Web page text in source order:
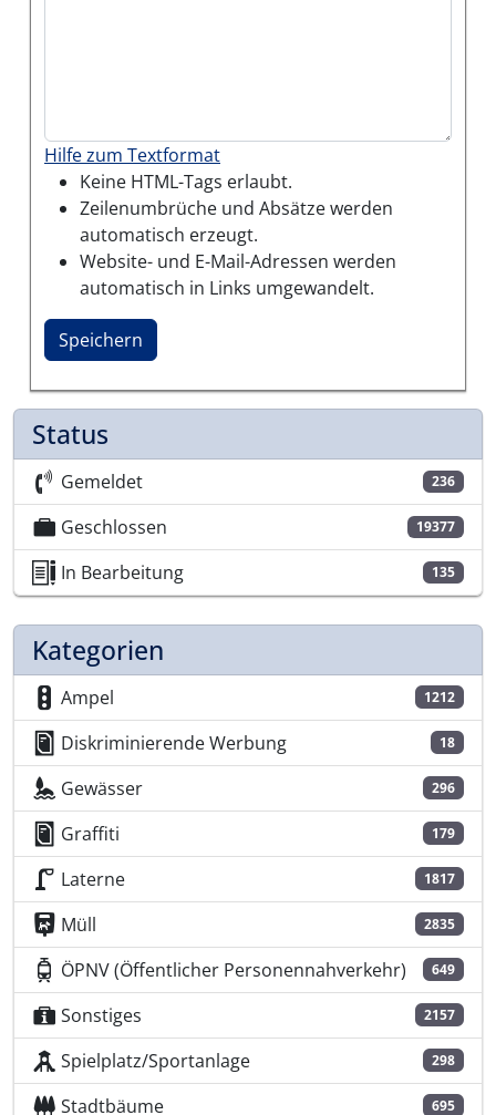
Hilfe zum Textformat
Keine HTML-Tags erlaubt.
Zeilenumbrüche und Absätze werden
automatisch erzeugt.
Website- und E-Mail-Adressen werden
automatisch in Links umgewandelt.
Status
Gemeldet 236
Geschlossen 19377
In Bearbeitung 135
Kategorien
Ampel 1212
Diskriminierende Werbung 18
Gewässer 296
Graffiti 179
Laterne 1817
Müll 2835
ÖPNV (Öffentlicher Personennahverkehr) 649
Sonstiges 2157
Spielplatz/Sportanlage 298
Stadtbäume 695